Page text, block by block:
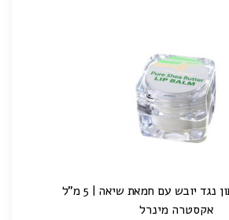
נגד יובש עם חמאת שיאה | 5 מ"ל
אקסטרה מינרל